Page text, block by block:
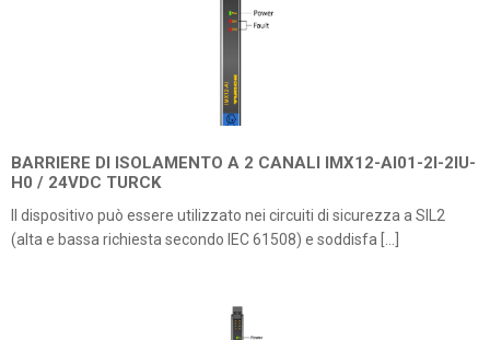
BARRIERE DI ISOLAMENTO A 2 CANALI IMX12-AI01-2I-2IU-
H0 / 24VDC TURCK
Il dispositivo può essere utilizzato nei circuiti di sicurezza a SIL2
(alta e bassa richiesta secondo IEC 61508) e soddisfa […]